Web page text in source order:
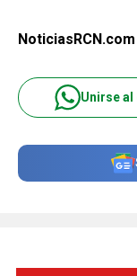
NoticiasRCN.com
Unirse al